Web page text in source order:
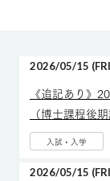
《追記あり》
（博士課程後
入試・入学
2026/05/15
2026/05/15